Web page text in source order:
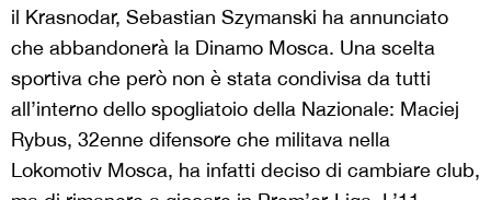
il Krasnodar, Sebastian Szymanski ha annunciato
che abbandonerà la Dinamo Mosca. Una scelta
sportiva che però non è stata condivisa da tutti
all’interno dello spogliatoio della Nazionale: Maciej
Rybus, 32enne difensore che militava nella
Lokomotiv Mosca, ha infatti deciso di cambiare club,